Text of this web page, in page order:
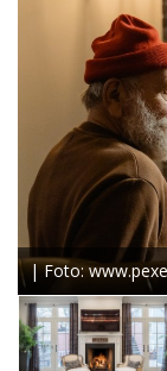
| Foto: